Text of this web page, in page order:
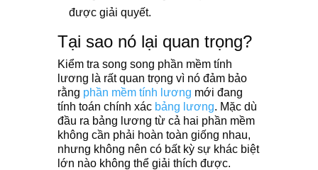
được giải quyết.
Tại sao nó lại quan trọng?
Kiểm tra song song phần mềm tính
lương là rất quan trọng vì nó đảm bảo
rằng phần mềm tính lương mới đang
tính toán chính xácbảng lương. Mặc dù
đầu ra bảng lương từ cả hai phần mềm
không cần phải hoàn toàn giống nhau,
nhưng không nên có bất kỳ sự khác biệt
lớn nào không thể giải thích được.